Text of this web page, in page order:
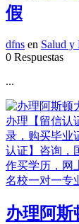
假
dfns en Salud y
0 Respuestas
...
办理阿斯